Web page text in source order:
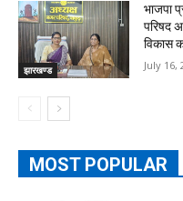
झारखण्ड
भाजपा
परिषद
विकास
July 16,
MOST POPULAR